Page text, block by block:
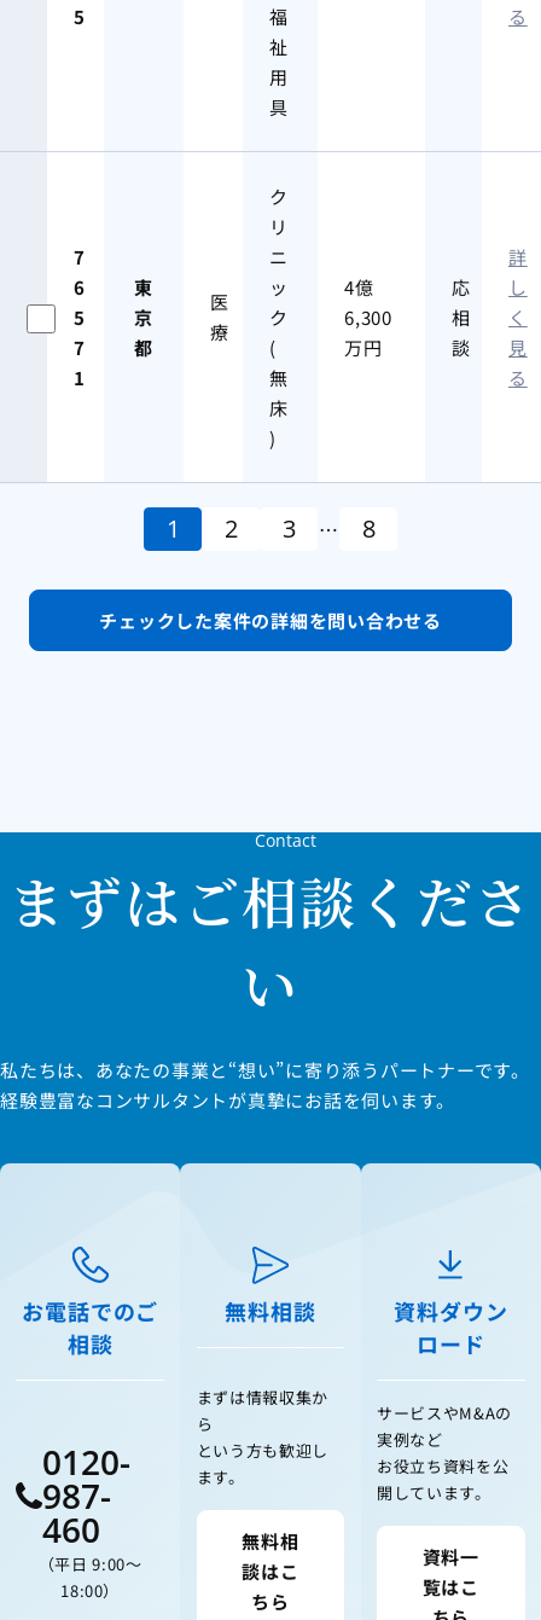
5
福
祉
用
具
る
7
6
5
7
1
東
京
都
医
療
ク
リ
ニ
ッ
ク
(
無
床
)
4億
6,300
万円
応
相
談
詳
し
く
見
る
1 2 3 … 8
チェックした案件の詳細を問い合わせる
Contact
まずはご相談くださ
い
私たちは、あなたの事業と“想い”に寄り添うパートナーです。
経験豊富なコンサルタントが真摯にお話を伺います。
お電話でのご
相談
0120-
987-
460
（平日 9:00〜
18:00）
無料相談
まずは情報収集か
ら
という方も歓迎し
ます。
無料相
談はこ
ちら
資料ダウン
ロード
サービスやM&Aの
実例など
お役立ち資料を公
開しています。
資料一
覧はこ